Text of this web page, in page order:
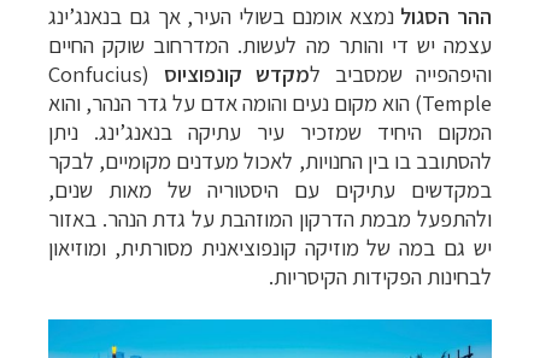
ההר הסגול נמצא אומנם בשולי העיר, אך גם בנאנג’ינג
עצמה יש די והותר מה לעשות. המדרחוב שוקק החיים
והיפהפייה שמסביב למקדש קונפוציוס
(Confucius
Temple) הוא מקום נעים והומה אדם על גדר הנהר, והוא
המקום היחיד שמזכיר עיר עתיקה בנאנג’ינג. ניתן
להסתובב בו בין החנויות, לאכול מעדנים מקומיים, לבקר
במקדשים עתיקים עם היסטוריה של מאות שנים,
ולהתפעל מבמת הדרקון המוזהבת על גדת הנהר. באזור
יש גם במה של מוזיקה קונפוציאנית מסורתית, ומוזיאון
לבחינות הפקידות הקיסריות.